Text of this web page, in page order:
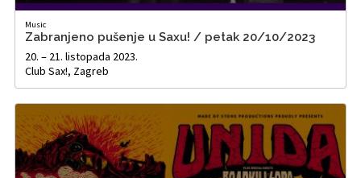
Music
Zabranjeno pušenje u Saxu! / petak 20/10/2023
20. – 21. listopada 2023.
Club Sax!, Zagreb